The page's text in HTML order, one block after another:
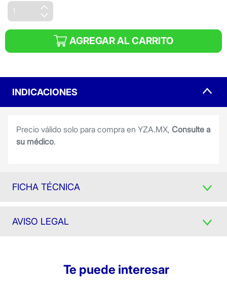
AGREGAR AL CARRITO
INDICACIONES
Precio válido solo para compra en YZA.MX, Consulte a
su médico.
FICHA TÉCNICA
AVISO LEGAL
Te puede interesar